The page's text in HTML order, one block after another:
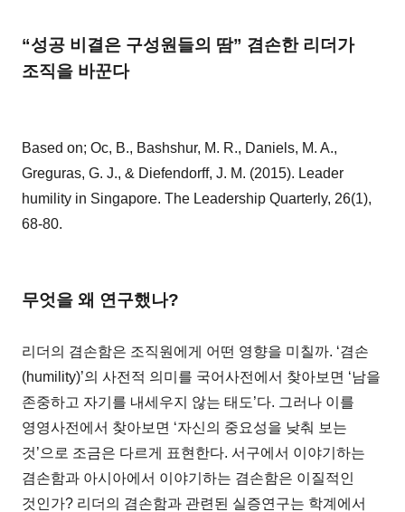
“성공 비결은 구성원들의 땀” 겸손한 리더가
조직을 바꾼다
Based on; Oc, B., Bashshur, M. R., Daniels, M. A.,
Greguras, G. J., & Diefendorff, J. M. (2015). Leader
humility in Singapore. The Leadership Quarterly, 26(1),
68-80.
무엇을 왜 연구했나?
리더의 겸손함은 조직원에게 어떤 영향을 미칠까. ‘겸손
(humility)’의 사전적 의미를 국어사전에서 찾아보면 ‘남을
존중하고 자기를 내세우지 않는 태도’다. 그러나 이를
영영사전에서 찾아보면 ‘자신의 중요성을 낮춰 보는
것’으로 조금은 다르게 표현한다. 서구에서 이야기하는
겸손함과 아시아에서 이야기하는 겸손함은 이질적인
것인가? 리더의 겸손함과 관련된 실증연구는 학계에서